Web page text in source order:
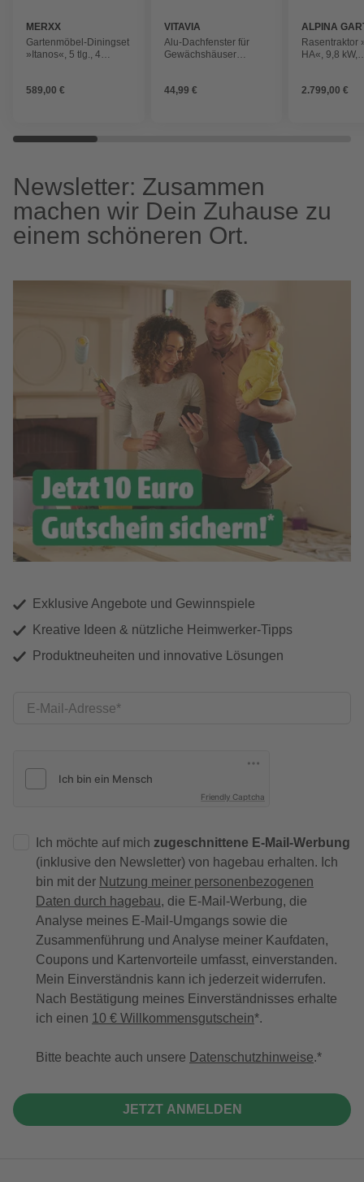
MERXX
Gartenmöbel-Diningset
»Itanos«, 5 tlg., 4
589,00 €
VITAVIA
Alu-Dachfenster für
Gewächshäuser
44,99 €
ALPINA
Rasentraktor
HA«, 9,8 kW,
2.799,00 €
Newsletter: Zusammen
machen wir Dein Zuhause zu
einem schöneren Ort.
Exklusive Angebote und Gewinnspiele
Kreative Ideen & nützliche Heimwerker-Tipps
Produktneuheiten und innovative Lösungen
E-Mail-Adresse
Friendly Captcha
Ich möchte auf mich zugeschnittene E-Mail-Werbung
(inklusive den Newsletter) von hagebau erhalten. Ich
bin mit der Nutzung meiner personenbezogenen
Daten durch hagebau, die E-Mail-Werbung, die
Analyse meines E-Mail-Umgangs sowie die
Zusammenführung und Analyse meiner Kaufdaten,
Coupons und Kartenvorteile umfasst, einverstanden.
Mein Einverständnis kann ich jederzeit widerrufen.
Nach Bestätigung meines Einverständnisses erhalte
ich einen 10 € Willkommensgutschein*.
Bitte beachte auch unsere Datenschutzhinweise.
JETZT ANMELDEN